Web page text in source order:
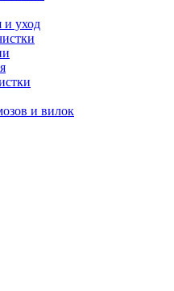
и уход
и вилок